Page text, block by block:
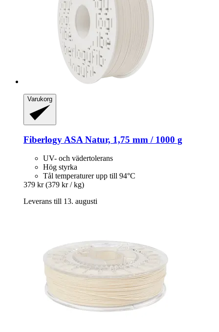
Varukorg
Fiberlogy ASA Natur, 1,75 mm / 1000 g
UV- och vädertolerans
Hög styrka
Tål temperaturer upp till 94°C
379 kr (379 kr / kg)
Leverans till 13. augusti